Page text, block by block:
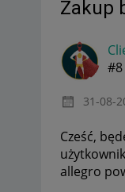
Zakup
‎31-08-
Cześć,
allegro